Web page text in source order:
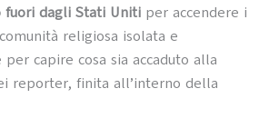
dagli Stati Unitiper accendere i
religiosa isolata e
capire cosa sia accaduto alla
reporter, finita all’interno della